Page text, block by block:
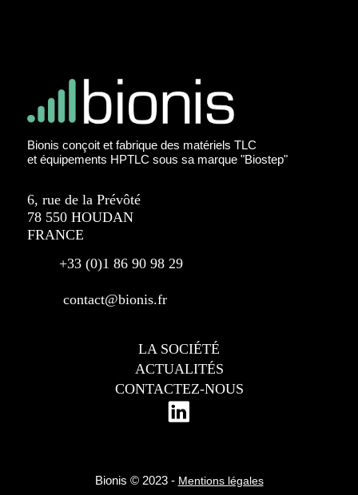
Bionis conçoit et fabrique des matériels TLC
et équipements HPTLC sous sa marque "Biostep"
6, rue de la Prévôté
78 550 HOUDAN
FRANCE
+33 (0)1 86 90 98 29
contact@bionis.fr
LA SOCIÉTÉ
ACTUALITÉS
CONTACTEZ-NOUS
Bionis © 2023 - Mentions légales